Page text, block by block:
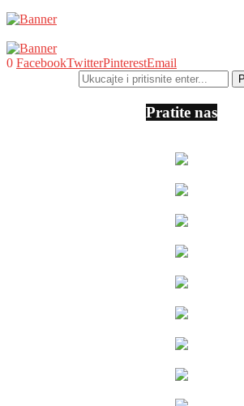
0 FacebookTwitterPinterestEmail
Pratite nas